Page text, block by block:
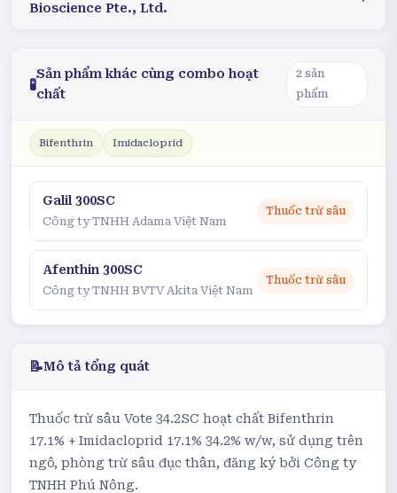
Bioscience Pte., Ltd.
🧪
Sản phẩm khác cùng combo hoạt
chất
2 sản
phẩm
Bifenthrin Imidacloprid
Galil 300SC
Công ty TNHH Adama Việt Nam
Thuốc trừ sâu
Afenthin 300SC
Công ty TNHH BVTV Akita Việt Nam
Thuốc trừ sâu
📝Mô tả tổng quát
Thuốc trừ sâu Vote 34.2SC hoạt chất Bifenthrin
17.1% + Imidacloprid 17.1% 34.2% w/w, sử dụng trên
ngô, phòng trừ sâu đục thân, đăng ký bởi Công ty
TNHH Phú Nông.